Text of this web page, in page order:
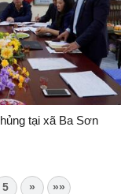
tại xã Ba Sơn
5 » »»